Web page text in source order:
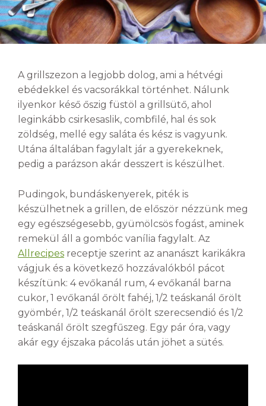
A grillszezon a legjobb dolog, ami a hétvégi
ebédekkel és vacsorákkal történhet. Nálunk
ilyenkor késő őszig füstöl a grillsütő, ahol
leginkább csirkesaslik, combfilé, hal és sok
zöldség, mellé egy saláta és kész is vagyunk.
Utána általában fagylalt jár a gyerekeknek,
pedig a parázson akár desszert is készülhet.
Pudingok, bundáskenyerek, piték is
készülhetnek a grillen, de először nézzünk meg
egy egészségesebb, gyümölcsös fogást, aminek
remekül áll a gombóc vanília fagylalt. Az
Allrecipes receptje szerint az ananászt karikákra
vágjuk és a következő hozzávalókból pácot
készítünk: 4 evőkanál rum, 4 evőkanál barna
cukor, 1 evőkanál őrölt fahéj, 1/2 teáskanál őrölt
gyömbér, 1/2 teáskanál őrölt szerecsendió és 1/2
teáskanál őrölt szegfűszeg. Egy pár óra, vagy
akár egy éjszaka pácolás után jöhet a sütés.